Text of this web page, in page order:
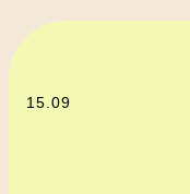
15.09